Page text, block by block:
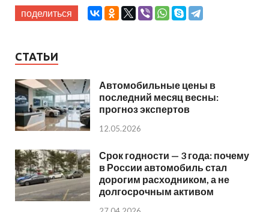
поделиться
СТАТЬИ
Автомобильные цены в
последний месяц весны:
прогноз экспертов
12.05.2026
Срок годности — 3 года: почему
в России автомобиль стал
дорогим расходником, а не
долгосрочным активом